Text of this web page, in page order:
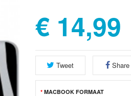
€ 14,99
Tweet Share
MACBOOK FORMAAT